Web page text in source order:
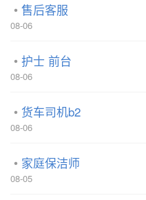
售后客服
08-06
护士 前台
08-06
货车司机b2
08-06
家庭保洁师
08-05